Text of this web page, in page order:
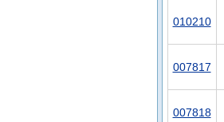
010210
007817
007818